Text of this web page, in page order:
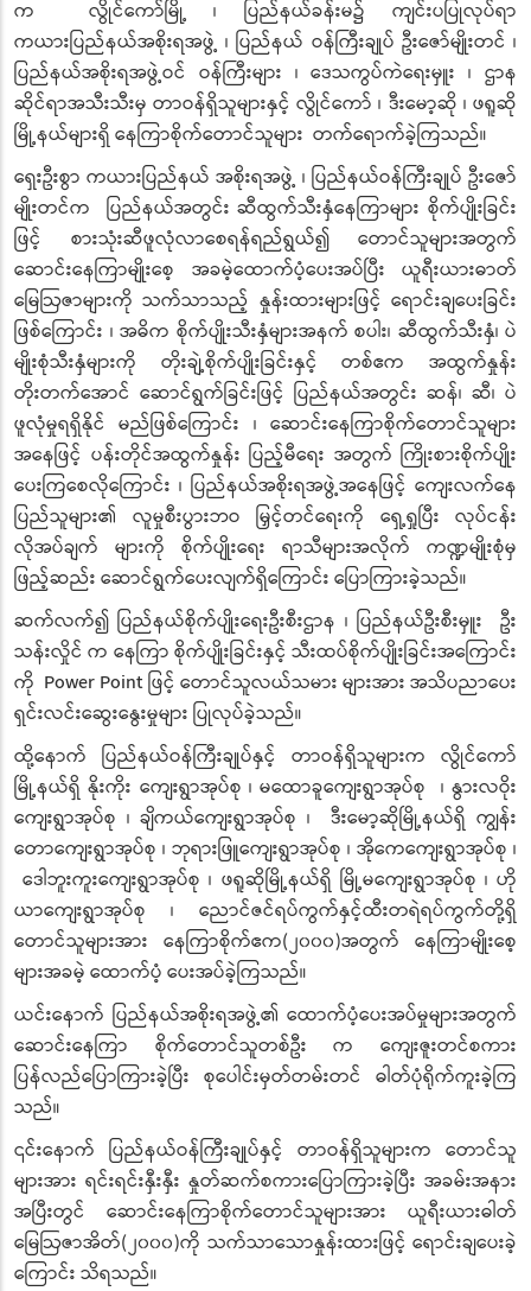
က လွိုင်ကော်မြို့ ၊ ပြည်နယ်ခန်းမ၌ ကျင်းပပြုလုပ်ရာ
ကယားပြည်နယ်အစိုးရအဖွဲ့ ၊ ပြည်နယ် ဝန်ကြီးချုပ် ဦးဇော်မျိုးတင် ၊
ပြည်နယ်အစိုးရအဖွဲ့ဝင် ဝန်ကြီးများ ၊ ဒေသကွပ်ကဲရေးမှူး ၊ ဌာန
ဆိုင်ရာအသီးသီးမှ တာဝန်ရှိသူများနှင့် လွိုင်ကော် ၊ ဒီးမော့ဆို ၊ ဖရူဆို
မြို့နယ်များရှိ နေကြာစိုက်တောင်သူများ တက်ရောက်ခဲ့ကြသည်။
ရှေးဦးစွာ ကယားပြည်နယ် အစိုးရအဖွဲ့ ၊ ပြည်နယ်ဝန်ကြီးချုပ် ဦးဇော်
မျိုးတင်က ပြည်နယ်အတွင်း ဆီထွက်သီးနှံနေကြာများ စိုက်ပျိုးခြင်း
ဖြင့် စားသုံးဆီဖူလုံလာစေရန်ရည်ရွယ်၍ တောင်သူများအတွက်
ဆောင်းနေကြာမျိုးစေ့ အခမဲ့ထောက်ပံ့ပေးအပ်ပြီး ယူရီးယားဓာတ်
မြေဩဇာများကို သက်သာသည့် နှုန်းထားများဖြင့် ရောင်းချပေးခြင်း
ဖြစ်ကြောင်း ၊ အဓိက စိုက်ပျိုးသီးနှံများအနက် စပါး၊ ဆီထွက်သီးနှံ၊ ပဲ
မျိုးစုံသီးနှံများကို တိုးချဲ့စိုက်ပျိုးခြင်းနှင့် တစ်ဧက အထွက်နှုန်း
တိုးတက်အောင် ဆောင်ရွက်ခြင်းဖြင့် ပြည်နယ်အတွင်း ဆန်၊ ဆီ၊ ပဲ
ဖူလုံမှုရရှိနိုင် မည်ဖြစ်ကြောင်း ၊ ဆောင်းနေကြာစိုက်တောင်သူများ
အနေဖြင့် ပန်းတိုင်အထွက်နှုန်း ပြည့်မီရေး အတွက် ကြိုးစားစိုက်ပျိုး
ပေးကြစေလိုကြောင်း ၊ ပြည်နယ်အစိုးရအဖွဲ့အနေဖြင့် ကျေးလက်နေ
ပြည်သူများ၏ လူမှုစီးပွားဘဝ မြှင့်တင်ရေးကို ရှေ့ရှုပြီး လုပ်ငန်း
လိုအပ်ချက် များကို စိုက်ပျိုးရေး ရာသီများအလိုက် ကဏ္ဍမျိုးစုံမှ
ဖြည့်ဆည်း ဆောင်ရွက်ပေးလျက်ရှိကြောင်း ပြောကြားခဲ့သည်။
ဆက်လက်၍ ပြည်နယ်စိုက်ပျိုးရေးဦးစီးဌာန ၊ ပြည်နယ်ဦးစီးမှူး ဦး
သန်းလှိုင် က နေကြာ စိုက်ပျိုးခြင်းနှင့် သီးထပ်စိုက်ပျိုးခြင်းအကြောင်း
ကို Power Point ဖြင့် တောင်သူလယ်သမား များအား အသိပညာပေး
ရှင်းလင်းဆွေးနွေးမှုများ ပြုလုပ်ခဲ့သည်။
ထို့နောက် ပြည်နယ်ဝန်ကြီးချုပ်နှင့် တာဝန်ရှိသူများက လွိုင်ကော်
မြို့နယ်ရှိ နိုးကိုး ကျေးရွာအုပ်စု ၊ မထောခူကျေးရွာအုပ်စု ၊ နွားလဝိုး
ကျေးရွာအုပ်စု ၊ ချိကယ်ကျေးရွာအုပ်စု ၊ ဒီးမော့ဆိုမြို့နယ်ရှိ ကျွန်း
တောကျေးရွာအုပ်စု ၊ ဘုရားဖြူကျေးရွာအုပ်စု ၊ အိုကေကျေးရွာအုပ်စု ၊
ဒေါဘူးကူးကျေးရွာအုပ်စု ၊ ဖရူဆိုမြို့နယ်ရှိ မြို့မကျေးရွာအုပ်စု ၊ ဟို
ယာကျေးရွာအုပ်စု ၊ ညောင်ဇင်ရပ်ကွက်နှင့်ထီးတရဲရပ်ကွက်တို့ရှိ
တောင်သူများအား နေကြာစိုက်ဧက(၂၀၀၀)အတွက် နေကြာမျိုးစေ့
များအခမဲ့ ထောက်ပံ့ ပေးအပ်ခဲ့ကြသည်။
ယင်းနောက် ပြည်နယ်အစိုးရအဖွဲ့၏ ထောက်ပံ့ပေးအပ်မှုများအတွက်
ဆောင်းနေကြာ စိုက်တောင်သူတစ်ဦး က ကျေးဇူးတင်စကား
ပြန်လည်ပြောကြားခဲ့ပြီး စုပေါင်းမှတ်တမ်းတင် ဓါတ်ပုံရိုက်ကူးခဲ့ကြ
သည်။
၎င်းနောက် ပြည်နယ်ဝန်ကြီးချုပ်နှင့် တာဝန်ရှိသူများက တောင်သူ
များအား ရင်းရင်းနှီးနှီး နှုတ်ဆက်စကားပြောကြားခဲ့ပြီး အခမ်းအနား
အပြီးတွင် ဆောင်းနေကြာစိုက်တောင်သူများအား ယူရီးယားဓါတ်
မြေဩဇာအိတ်(၂၀၀၀)ကို သက်သာသောနှုန်းထားဖြင့် ရောင်းချပေးခဲ့
ကြောင်း သိရသည်။